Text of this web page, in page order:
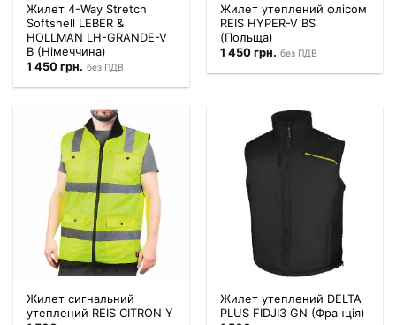
Жилет 4-Way Stretch
Softshell LEBER &
HOLLMAN LH-GRANDE-V
B (Німеччина)
1 450грн. без ПДВ
Жилет утеплений флісом
REIS HYPER-V BS
(Польща)
1 450грн. без ПДВ
Жилет сигнальний
утеплений REIS CITRON Y
Жилет утеплений DELTA
PLUS FIDJI3 GN (Франція)